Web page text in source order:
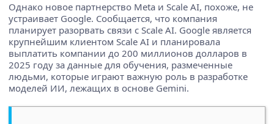
Однако новое партнерство Meta и Scale AI, похоже, не
устраивает Google. Сообщается, что компания
планирует разорвать связи с Scale AI. Google является
крупнейшим клиентом Scale AI и планировала
выплатить компании до 200 миллионов долларов в
2025 году за данные для обучения, размеченные
людьми, которые играют важную роль в разработке
моделей ИИ, лежащих в основе Gemini.